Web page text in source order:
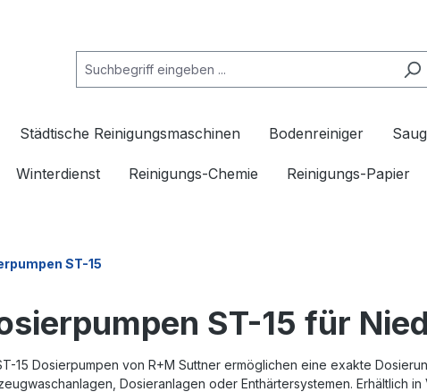
Städtische Reinigungsmaschinen Bodenreiniger
Winterdienst Reinigungs-Chemie Reinigungs-Papier
ST-15
ST-15 für
15 Dosierpumpen von R+M Suttner ermöglichen eine exakte
Dosieranlagen oder Enthärtersystemen. Erhältlich